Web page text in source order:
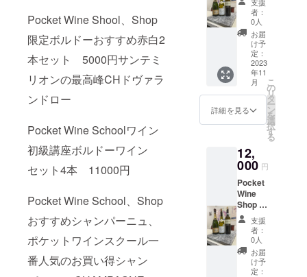
Pocket Wine Shool、Shop
限定ボルドーおすすめ赤白2
本セット 5000円サンテミ
リオンの最高峰CHドヴァラ
ンドロー
Pocket Wine Schoolワイン
初級講座ボルドーワイン
セット4本 11000円
Pocket Wine School、Shop
おすすめシャンパーニュ、
ポケットワインスクール一
番人気のお買い得シャン
ティス
ティン
グ予定
ワイン
（変更
もあり
す。）
３回目
ゴー
ニュ地
シャル
ドネの
違い
シャル
ドネ種
の違
い 有
名作り
手によ
る シャ
ブリ地
区・
チ、ピ
ンクグ
レープ
フルー
ツ、ス
パイス
やバニ
ラの香
鮮な果
実の風
ヘーゼ
ルナッ
ツのヒ
ントが
加わ
り、ソ
フトで
ミネラ
ルを感
じる酸
味がク
ヴィニ
ヨン
2021 界
最高品
質のワ
イン造
りを心
がけて
き ま
した。
から上
質なブ
けを厳
選。健
全で高
品質な
ブドウ
だから
こそ叶
う、味
わいや
ワイン
は高貴
な香り
と口当
たりの
優雅さ
が特徴
です。
4、
Nebbiol
o d’Alba
ダルバ
DOC ハ
イコス
トパ
フォー
マンス
なバ
ロー
ロ・バ
ルバレ
スコを
造る
eakin
Estate
Chardo
nnay
ヴィク
トリア
州 ミル
ジュー
ラ近郊
のレッ
ドクリ
フスに
に設立
された
ディー
キン・
エス
テート
やや緑
がかっ
た輝き
のある
麦わら
色。
うな苦
味も感
じる。
3Mont
Grasエ
ジー・
エス
テー
ト
CABER
NET
GNON
カベル
ネソー
ヴィニ
ヨン
2021 界
最高品
質のワ
イン造
りを心
がけて
きまし
韻も長
くコス
トパ
フォー
マンス
が非常
に高い
ワイ
ン。 3,
ｷｬﾝﾃｨ･
Chianti
DOCG2
ﾃｨ･ｸﾗｯｼ
ｺ地区に
広がる
ﾌﾞﾛｰﾘｵ
の丘を
拠点に
1000年
に及ぶ
歴史を
持つﾘｶｰ
ｿﾞﾘ家。
現在の
ト終了
後メー
ルにて
調整さ
せてい
ただき
ます
受講方
法
ライン
の場
・
使用す
るツー
ル：
ZOOM
・
使用
ツール
の動作
環境：
パソコ
Lorimer
Shiraz
Cabern
etロリ
マー シ
ラーズ
／カベ
ルネ DE
BORTO
ボルト
リ)
デ・ボ
ルトリ
ファミ
リー]
[ワイン
メー
カー :
ティー
ヴ・
ウェ
法
（オン
ライン
の場
合）
・
使用す
るツー
ZOOM
使用
ツール
の動作
環境：
パソコ
ン、携
帯
（オフ
ライン
の場
2021(ﾃｭ
ﾇｳﾞｧ
ﾝ) Presi
dial
Thunuvi
nプレジ
ディア
ル テュ
ヌヴァ
ン 2,
dial
Thunuvi
ジディ
アル
テュヌ
ヴァン
3,シャ
トー・
カンピ
ヨ/CHA
TEAU
甘口貴
腐ワイ
ンセッ
ト ポ
ケット
ワイン
スクー
ルのワ
イン初
級講座
インが
楽しめ
るお買
い得
セット
です。
1
2021(ﾃｭ
ﾇｳﾞｧ
ﾝ) Presi
dial
Thunuvi
フラン
スシャ
ンパー
ニュ、
ブル
ゴー
ニュ、
イタリ
アバ
ローロ
の格下
ランゲ
オーロ
セット
1本
5000円
以上の
ワイン
を含む
お買い
得セッ
トで
す。
1,CHA
者：
0人
お届
け予
定：
2023
年11
月
詳細を見る
こ
の
リ
タ
ー
ン
を
選
択
す
る
12,
000 円
Pocket
Wine
Shop お
すすめ
フラン
スシャ
ンパー
ニュ、
ブル
支援
者：
0人
お届
け予
定：